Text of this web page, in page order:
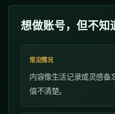
想做账号，但不知
常见情况
内容像生活记录或灵感备
值不清楚。